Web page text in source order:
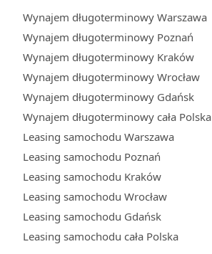
Wynajem długoterminowy Warszawa
Wynajem długoterminowy Poznań
Wynajem długoterminowy Kraków
Wynajem długoterminowy Wrocław
Wynajem długoterminowy Gdańsk
Wynajem długoterminowy cała Polska
Leasing samochodu Warszawa
Leasing samochodu Poznań
Leasing samochodu Kraków
Leasing samochodu Wrocław
Leasing samochodu Gdańsk
Leasing samochodu cała Polska